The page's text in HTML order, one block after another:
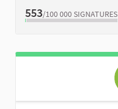
553/100 000 SIGNATURES